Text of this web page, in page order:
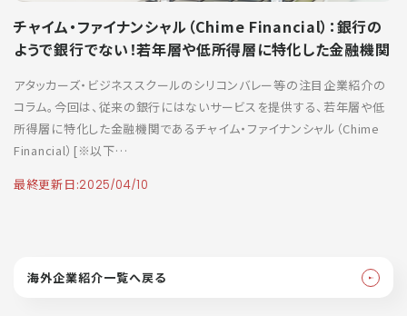
チャイム・ファイナンシャル（Chime Financial）：銀行の
ようで銀行でない！若年層や低所得層に特化した金融機関
アタッカーズ・ビジネススクールのシリコンバレー等の注目企業紹介の
コラム。今回は、従来の銀行にはないサービスを提供する、若年層や低
所得層に特化した金融機関であるチャイム・ファイナンシャル（Chime
Financial）[※以下…
最終更新日:2025/04/10
海外企業紹介一覧へ戻る